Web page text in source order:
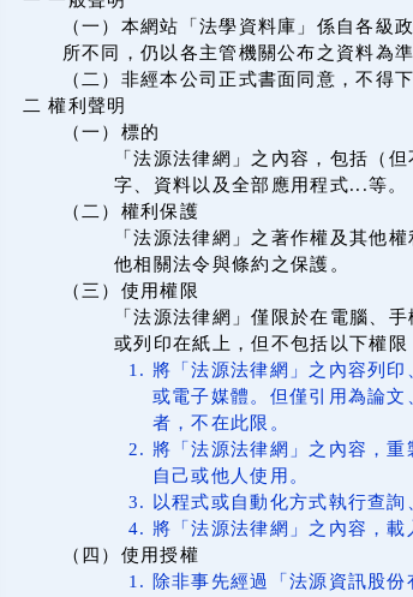
（一）本網站「法學資料庫」係自各級
所不同，仍以各主管機關公布之資料為準
（二）非經本公司正式書面同意，不得
二 權利聲明
（一）標的
「法源法律網」之內容，包括（
字、資料以及全部應用程式...等。
（二）權利保護
「法源法律網」之著作權及其他
他相關法令與條約之保護。
（三）使用權限
「法源法律網」僅限於在電腦、
或列印在紙上，但不包括以下權限
將「法源法律網」之內容列
或電子媒體。但僅引用為論
者，不在此限。
將「法源法律網」之內容，
自己或他人使用。
以程式或自動化方式執行查
將「法源法律網」之內容，載
（四）使用授權
除非事先經過「法源資訊股